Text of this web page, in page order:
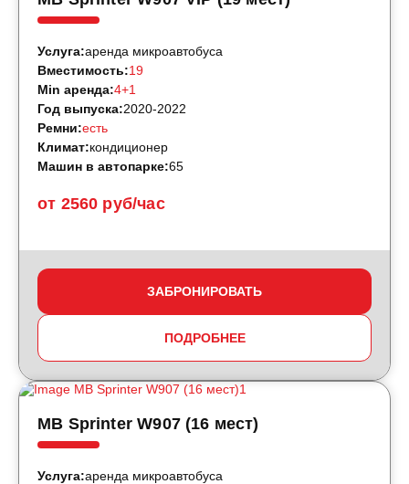
от 2560 руб/час
Услуга:аренда микроавтобуса
Вместимость:19
Min аренда:4+1
Год выпуска:2020-2022
Ремни:есть
Климат:кондиционер
Машин в автопарке:65
ЗАБРОНИРОВАТЬ
ПОДРОБНЕЕ
MB Sprinter W907 (16 мест)
Услуга:аренда микроавтобуса